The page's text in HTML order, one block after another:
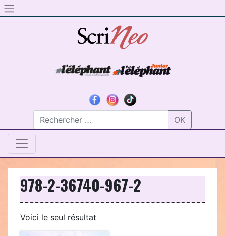
OK
978-2-36740-967-2
Voici le seul résultat